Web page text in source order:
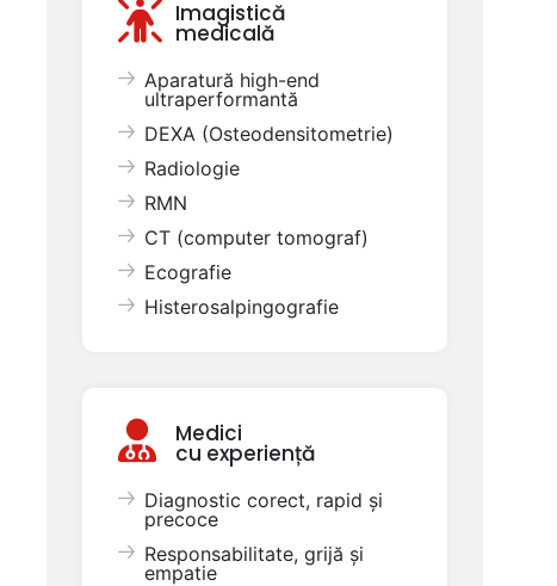
Imagistică
medicală
Aparatură high-end
ultraperformantă
DEXA (Osteodensitometrie)
Radiologie
RMN
CT (computer tomograf)
Ecografie
Histerosalpingografie
Medici
cu experiență
Diagnostic corect, rapid și
precoce
Responsabilitate, grijă și
empatie